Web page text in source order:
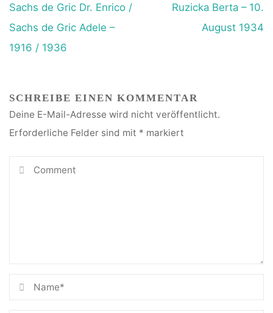
Sachs de Gric Dr. Enrico /
Sachs de Gric Adele –
1916 / 1936
Ruzicka Berta – 10.
August 1934
SCHREIBE EINEN KOMMENTAR
Deine E-Mail-Adresse wird nicht veröffentlicht.
Erforderliche Felder sind mit * markiert